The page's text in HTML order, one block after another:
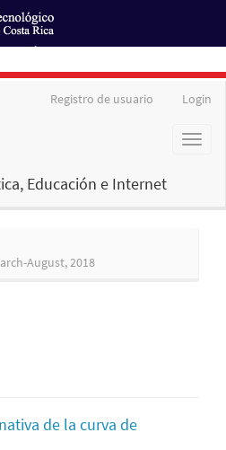
Registro de usuario Login
Toggle
Educación e Internet
August, 2018
de la curva de